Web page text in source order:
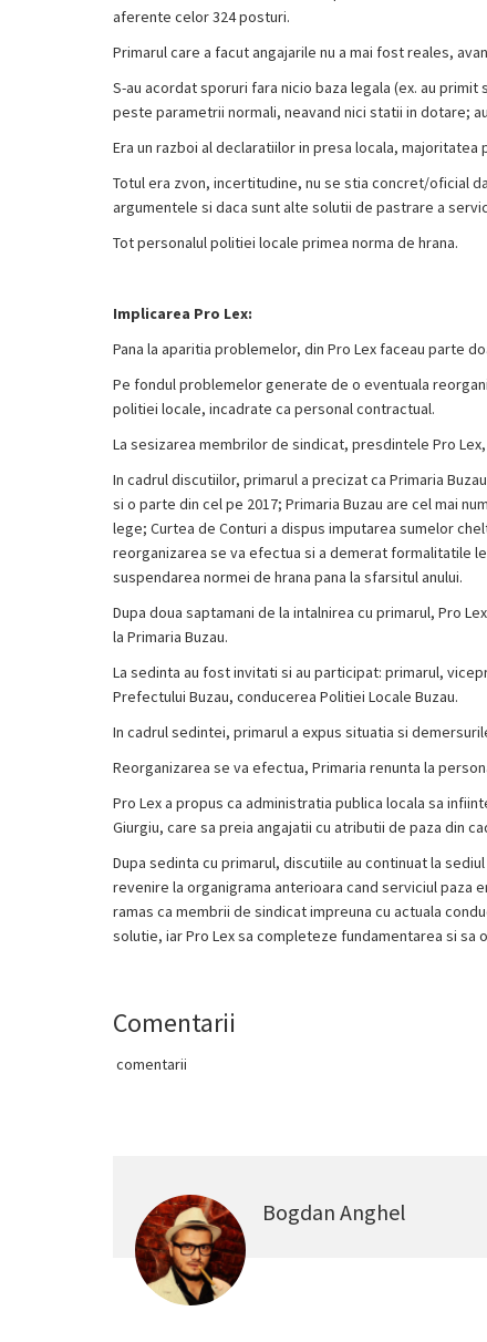
aferente celor 324 posturi.
Primarul care a facut angajarile nu a mai fost reales,
S-au acordat sporuri fara nicio baza legala (ex. au
peste parametrii normali, neavand nici statii in dotare;
Era un razboi al declaratiilor in presa locala,
Totul era zvon, incertitudine, nu se stia concret/oficial
argumentele si daca sunt alte solutii de pastrare a
Tot personalul politiei locale primea norma de hrana.
Implicarea Pro Lex:
Pana la aparitia problemelor, din Pro Lex faceau parte
Pe fondul problemelor generate de o eventuala
politiei locale, incadrate ca personal contractual.
La sesizarea membrilor de sindicat, presdintele Pro
In cadrul discutiilor, primarul a precizat ca Primaria
si o parte din cel pe 2017; Primaria Buzau are cel mai
lege; Curtea de Conturi a dispus imputarea sumelor
reorganizarea se va efectua si a demerat formalitatile
suspendarea normei de hrana pana la sfarsitul anului.
Dupa doua saptamani de la intalnirea cu primarul, Pro
la Primaria Buzau.
La sedinta au fost invitati si au participat: primarul,
Prefectului Buzau, conducerea Politiei Locale Buzau.
In cadrul sedintei, primarul a expus situatia si
Reorganizarea se va efectua, Primaria renunta la
Pro Lex a propus ca administratia publica locala sa
Giurgiu, care sa preia angajatii cu atributii de paza din
Dupa sedinta cu primarul, discutiile au continuat la
revenire la organigrama anterioara cand serviciul paza
ramas ca membrii de sindicat impreuna cu actuala
solutie, iar Pro Lex sa completeze fundamentarea si sa
Comentarii
comentarii
Bogdan Anghel